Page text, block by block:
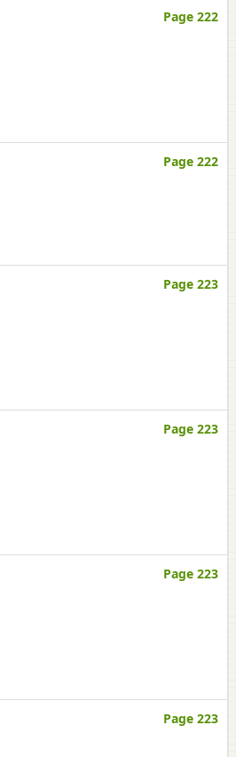
Page 222
Page 222
Page 223
Page 223
Page 223
Page 223